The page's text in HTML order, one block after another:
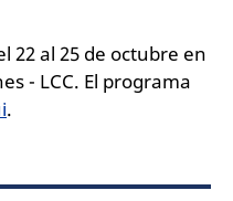
22 al 25 de octubre en
- LCC. El programa
.